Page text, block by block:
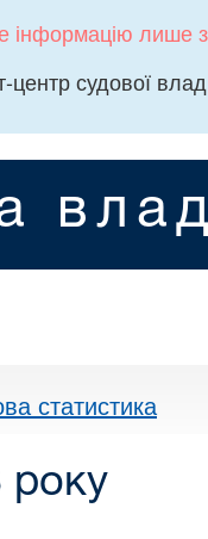
інформацію лише
центр судової
статистика
року